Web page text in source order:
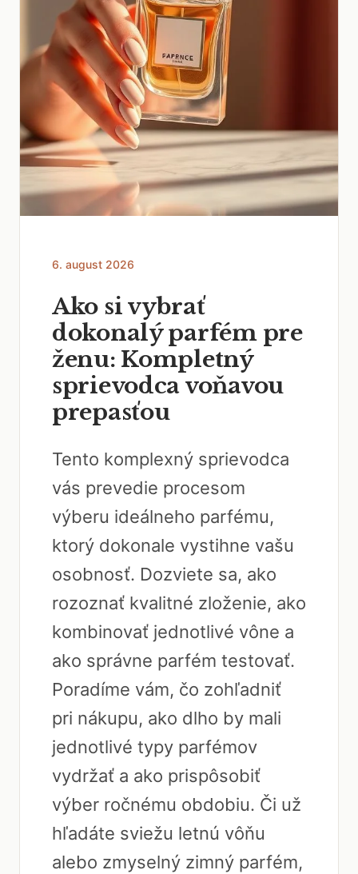
6. august 2026
Ako si vybrať
dokonalý parfém pre
ženu: Kompletný
sprievodca voňavou
prepasťou
Tento komplexný sprievodca
vás prevedie procesom
výberu ideálneho parfému,
ktorý dokonale vystihne vašu
osobnosť. Dozviete sa, ako
rozoznať kvalitné zloženie, ako
kombinovať jednotlivé vône a
ako správne parfém testovať.
Poradíme vám, čo zohľadniť
pri nákupu, ako dlho by mali
jednotlivé typy parfémov
vydržať a ako prispôsobiť
výber ročnému obdobiu. Či už
hľadáte sviežu letnú vôňu
alebo zmyselný zimný parfém,